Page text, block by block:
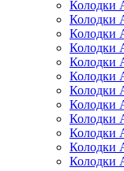
Колодки
Колодки
Колодки
Колодки
Колодки
Колодки
Колодки
Колодки
Колодки
Колодки
Колодки
Колодки